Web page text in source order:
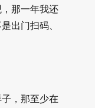
那一年我还
出门扫码、
，那至少在